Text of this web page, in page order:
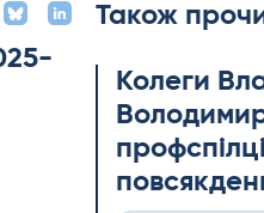
Також
Колеги